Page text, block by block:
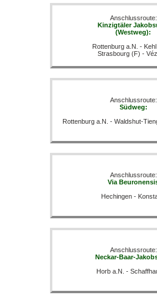
Anschlussroute:
Kinzigtäler
(Westweg):
Rottenburg a.N. -
Strasbourg (F) -
Anschlussroute:
Südweg:
Rottenburg a.N. - Waldshut-
Anschlussroute:
Via
Hechingen -
Anschlussroute:
Neckar-Baar-
Horb a.N. -